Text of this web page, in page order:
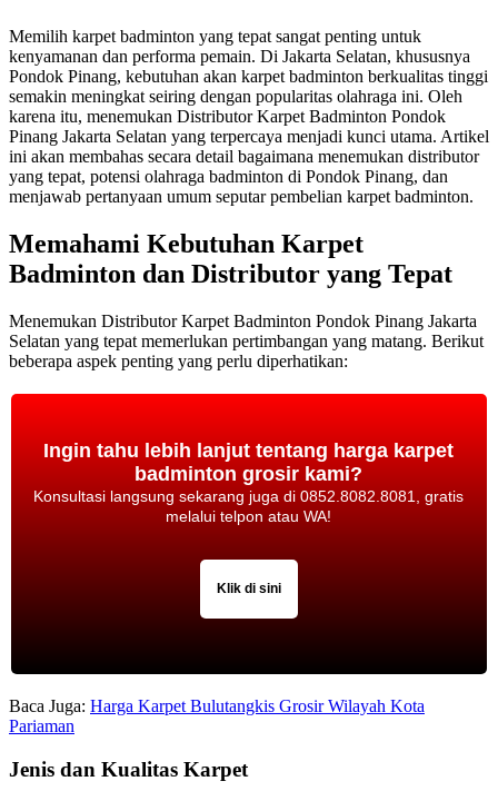
Memilih karpet badminton yang tepat sangat penting untuk
kenyamanan dan performa pemain. Di Jakarta Selatan, khususnya
Pondok Pinang, kebutuhan akan karpet badminton berkualitas tinggi
semakin meningkat seiring dengan popularitas olahraga ini. Oleh
karena itu, menemukan Distributor Karpet Badminton Pondok
Pinang Jakarta Selatan yang terpercaya menjadi kunci utama. Artikel
ini akan membahas secara detail bagaimana menemukan distributor
yang tepat, potensi olahraga badminton di Pondok Pinang, dan
menjawab pertanyaan umum seputar pembelian karpet badminton.
Memahami Kebutuhan Karpet
Badminton dan Distributor yang Tepat
Menemukan Distributor Karpet Badminton Pondok Pinang Jakarta
Selatan yang tepat memerlukan pertimbangan yang matang. Berikut
beberapa aspek penting yang perlu diperhatikan:
Ingin tahu lebih lanjut tentang harga karpet
badminton grosir kami?
Konsultasi langsung sekarang juga di 0852.8082.8081, gratis
melalui telpon atau WA!
Klik di sini
Baca Juga: Harga Karpet Bulutangkis Grosir Wilayah Kota
Pariaman
Jenis dan Kualitas Karpet